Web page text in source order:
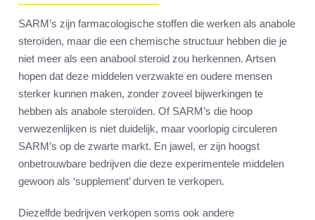
SARM’s zijn farmacologische stoffen die werken als anabole
steroïden, maar die een chemische structuur hebben die je
niet meer als een anabool steroid zou herkennen. Artsen
hopen dat deze middelen verzwakte en oudere mensen
sterker kunnen maken, zonder zoveel bijwerkingen te
hebben als anabole steroïden. Of SARM’s die hoop
verwezenlijken is niet duidelijk, maar voorlopig circuleren
SARM’s op de zwarte markt. En jawel, er zijn hoogst
onbetrouwbare bedrijven die deze experimentele middelen
gewoon als ‘supplement’ durven te verkopen.
Diezelfde bedrijven verkopen soms ook andere